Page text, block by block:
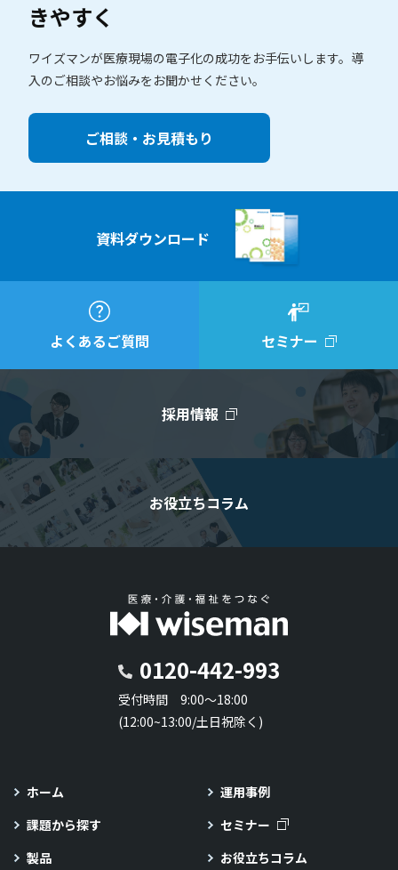
きやすく
ワイズマンが医療現場の電子化の成功をお手伝いします。 導
入のご相談やお悩みをお聞かせください。
ご相談・お見積もり
資料ダウンロード
よくあるご質問 セミナー
採用情報
お役立ちコラム
0120-442-993
受付時間 9:00～18:00
(12:00~13:00/土日祝除く)
ホーム
課題から探す
製品
運用事例
セミナー
お役立ちコラム